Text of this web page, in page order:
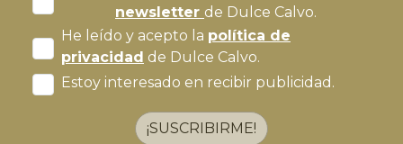
newsletter de Dulce Calvo.
He leído y acepto la política de
privacidad de Dulce Calvo.
Estoy interesado en recibir publicidad.
¡SUSCRIBIRME!